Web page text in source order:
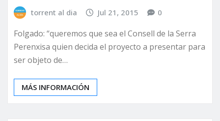
torrent al dia Jul 21, 2015 0
Folgado: “queremos que sea el Consell de la Serra
Perenxisa quien decida el proyecto a presentar para
ser objeto de…
MÁS INFORMACIÓN